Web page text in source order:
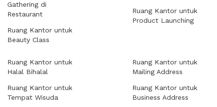
Gathering di
Restaurant
Ruang Kantor untuk
Beauty Class
Ruang Kantor untuk
Product Launching
Ruang Kantor untuk
Halal Bihalal
Ruang Kantor untuk
Tempat Wisuda
Ruang Kantor untuk
Mailing Address
Ruang Kantor untuk
Business Address